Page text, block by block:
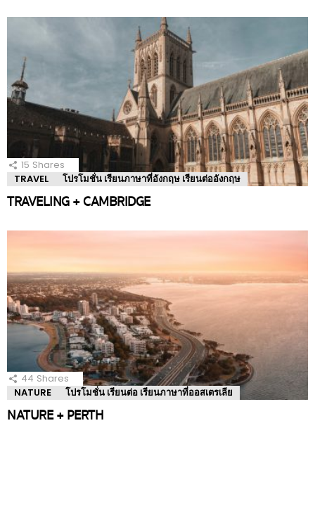
15 Shares
TRAVEL
โปรโมชั่น เรียนภาษาที่อังกฤษ เรียนต่ออังกฤษ
TRAVELING + CAMBRIDGE
44 Shares
NATURE
โปรโมชั่น เรียนต่อ เรียนภาษาที่ออสเตรเลีย
NATURE + PERTH